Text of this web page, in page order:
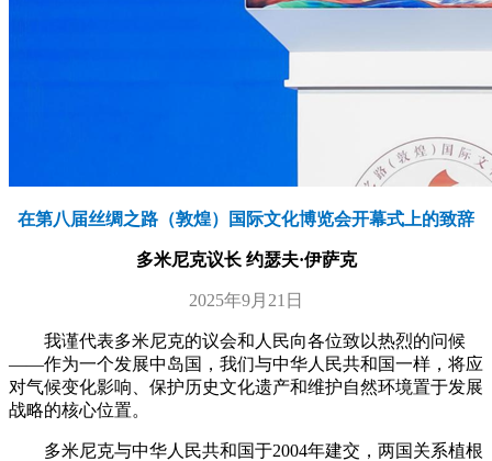
在第八届丝绸之路（敦煌）国际文化博览会开幕式上的致辞
多米尼克议长 约瑟夫·伊萨克
2025年9月21日
我谨代表多米尼克的议会和人民向各位致以热烈的问候
——作为一个发展中岛国，我们与中华人民共和国一样，将应
对气候变化影响、保护历史文化遗产和维护自然环境置于发展
战略的核心位置。
多米尼克与中华人民共和国于2004年建交，两国关系植根